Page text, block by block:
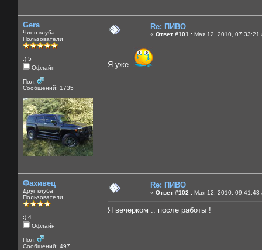
Gera
Член клуба
Пользователи
:) 5
Офлайн
Пол:
Сообщений: 1735
Re: ПИВО
« Ответ #101 : Мая 12, 2010, 07:33:21
Я уже
Фахивец
Друг клуба
Пользователи
:) 4
Офлайн
Пол:
Сообщений: 497
Re: ПИВО
« Ответ #102 : Мая 12, 2010, 09:41:43
Я вечерком .. после работы !